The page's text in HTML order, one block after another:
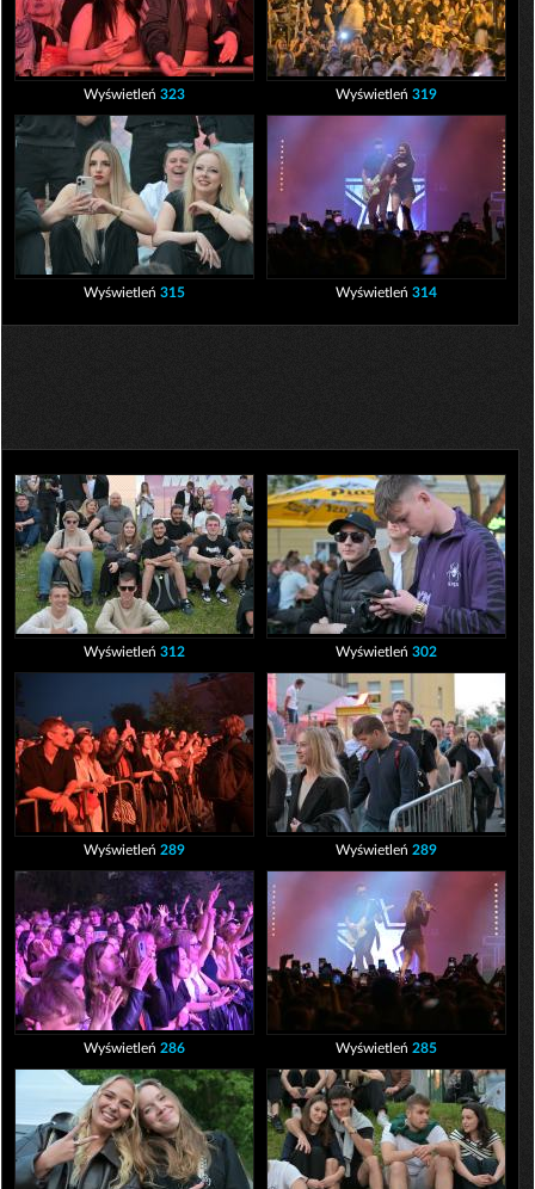
Wyświetleń 323 Wyświetleń 319
Wyświetleń 315 Wyświetleń 314
Wyświetleń 312 Wyświetleń 302
Wyświetleń 289 Wyświetleń 289
Wyświetleń 286 Wyświetleń 285